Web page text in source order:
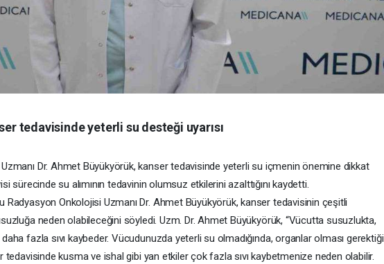
tedavisinde yeterli su desteği uyarısı
Dr. Ahmet Büyükyörük, kanser tedavisinde yeterli su içmenin önemine dikkat
sürecinde su alımının tedavinin olumsuz etkilerini azalttığını kaydetti.
Radyasyon Onkolojisi Uzmanı Dr. Ahmet Büyükyörük, kanser tedavisinin çeşitli
neden olabileceğini söyledi. Uzm. Dr. Ahmet Büyükyörük, “Vücutta susuzlukta,
daha fazla sıvı kaybeder. Vücudunuzda yeterli su olmadığında, organlar olması gerektiği
tedavisinde kusma ve ishal gibi yan etkiler çok fazla sıvı kaybetmenize neden olabilir.